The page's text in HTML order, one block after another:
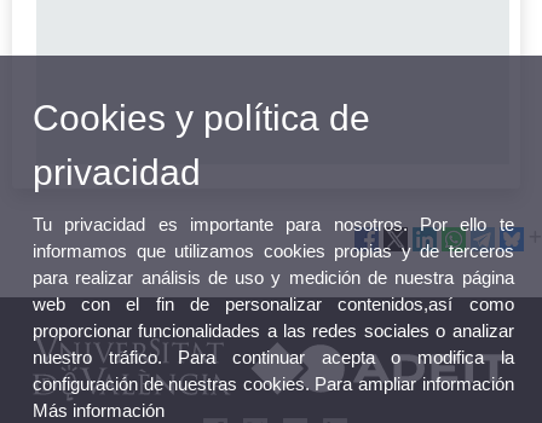
Cookies y política de
privacidad
Tu privacidad es importante para nosotros. Por ello te
informamos que utilizamos cookies propias y de terceros
para realizar análisis de uso y medición de nuestra página
web con el fin de personalizar contenidos,así como
proporcionar funcionalidades a las redes sociales o analizar
nuestro tráfico. Para continuar acepta o modifica la
configuración de nuestras cookies. Para ampliar información
Más información